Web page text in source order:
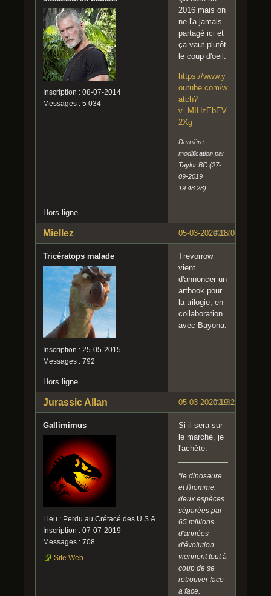
Inscription : 08-07-2014
Messages : 5 034
2016 mais on
ne l'a jamais
partagé ici et
ça vaut plutôt
le coup d'oeil.
https://www.y
outube.com/w
atch?
v=MIHzEbEV
2Xg
Dernière
modification par
Taylor BC (27-
09-2019
19:48:28)
Hors ligne
#217
05-03-2020 18:06:57
Miellez
Tricératops malade
Inscription : 25-05-2015
Messages : 792
Trevorrow
vient
d'annoncer un
artbook pour
la trilogie, en
collaboration
avec Bayona.
Hors ligne
#218
05-03-2020 19:29:40
Jurassic Allan
Gallimimus
Lieu : Perdu au Crétacé des U.S.A
Inscription : 07-07-2019
Messages : 708
Site Web
Si il sera sur
le marché, je
l'achète.
"le dinosaure
et l'homme,
deux espèces
séparées par
65 millions
d'années
d'évolution
viennent tout à
coup de se
retrouver face
à face.